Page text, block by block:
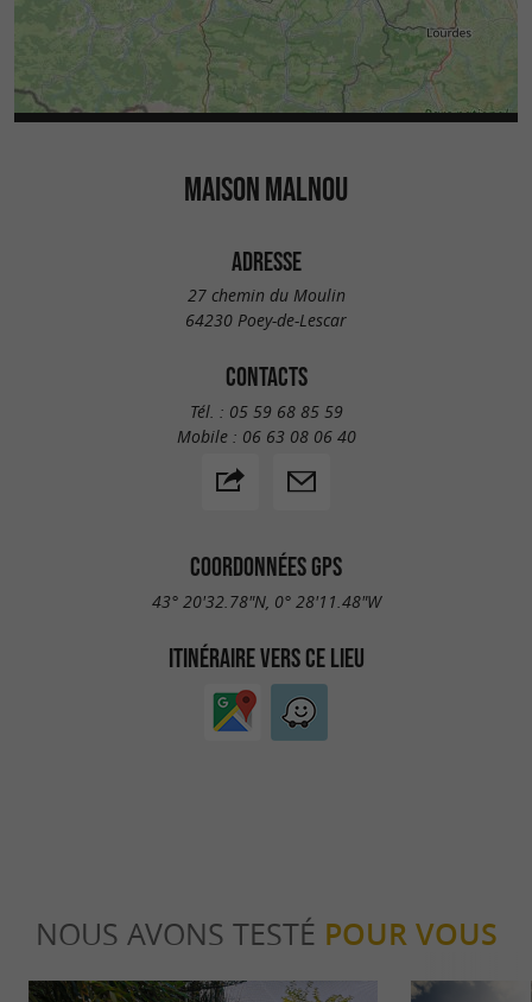
MAISON MALNOU
ADRESSE
27 chemin du Moulin
64230 Poey-de-Lescar
CONTACTS
Tél. : 05 59 68 85 59
Mobile : 06 63 08 06 40
COORDONNÉES GPS
43° 20'32.78"N, 0° 28'11.48"W
ITINÉRAIRE VERS CE LIEU
NOUS AVONS TESTÉ POUR VOUS